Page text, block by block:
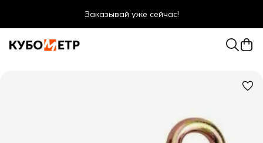
Заказывай уже сейчас!
Оптовые цены даже для физ. лиц